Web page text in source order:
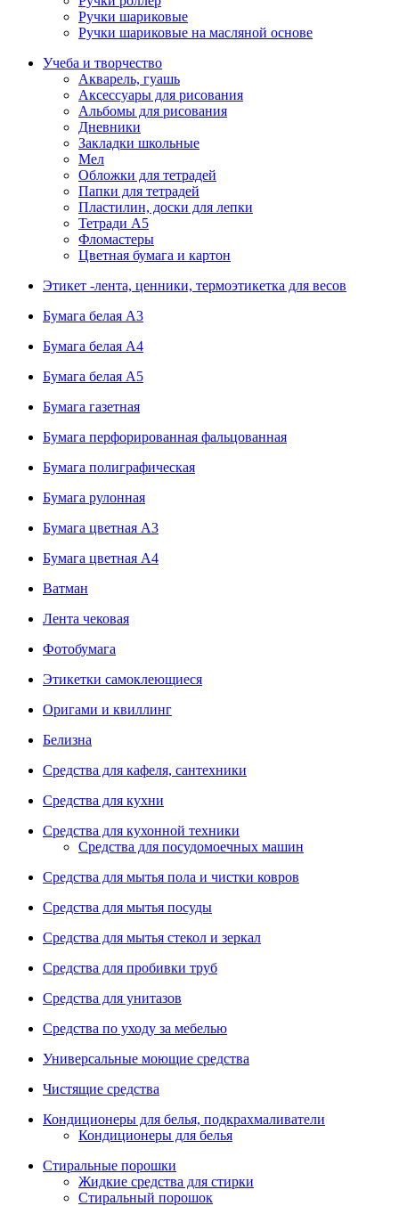
Ручки шариковые
Ручки шариковые на масляной основе
Учеба и творчество
Акварель, гуашь
Аксессуары для рисования
Альбомы для рисования
Дневники
Закладки школьные
Мел
Обложки для тетрадей
Папки для тетрадей
Пластилин, доски для лепки
Тетради А5
Фломастеры
Цветная бумага и картон
Этикет -лента, ценники, термоэтикетка для весов
Бумага белая А3
Бумага белая А4
Бумага белая А5
Бумага газетная
Бумага перфорированная фальцованная
Бумага полиграфическая
Бумага рулонная
Бумага цветная А3
Бумага цветная А4
Ватман
Лента чековая
Фотобумага
Этикетки самоклеющиеся
Оригами и квиллинг
Белизна
Средства для кафеля, сантехники
Средства для кухни
Средства для кухонной техники
Средства для посудомоечных машин
Средства для мытья пола и чистки ковров
Средства для мытья посуды
Средства для мытья стекол и зеркал
Средства для пробивки труб
Средства для унитазов
Средства по уходу за мебелью
Универсальные моющие средства
Чистящие средства
Кондиционеры для белья, подкрахмаливатели
Кондиционеры для белья
Стиральные порошки
Жидкие средства для стирки
Стиральный порошок